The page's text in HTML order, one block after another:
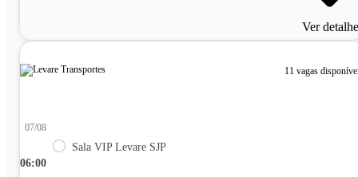
Ver
11 vagas
06:00
07/08
Sala VIP Levare SJP